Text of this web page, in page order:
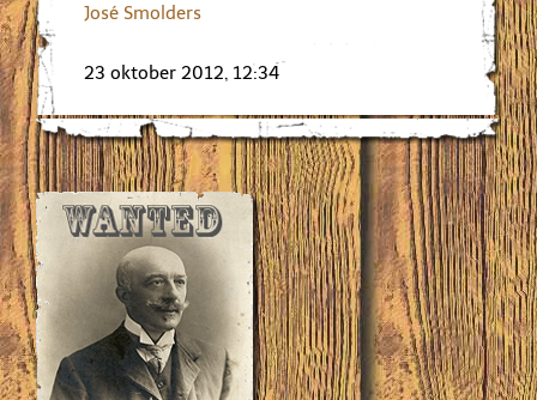
José Smolders
23 oktober 2012, 12:34